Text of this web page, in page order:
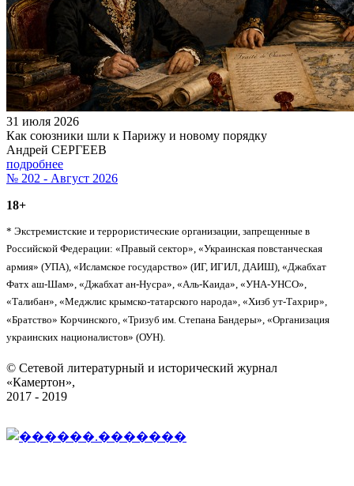
31 июля 2026
Как союзники шли к Парижу и новому порядку
Андрей СЕРГЕЕВ
подробнее
№ 202 - Август 2026
18+
* Экстремистские и террористические организации, запрещенные в
Российской Федерации: «Правый сектор», «Украинская повстанческая
армия» (УПА), «Исламское государство» (ИГ, ИГИЛ, ДАИШ), «Джабхат
Фатх аш-Шам», «Джабхат ан-Нусра», «Аль-Каида», «УНА-УНСО»,
«Талибан», «Меджлис крымско-татарского народа», «Хизб ут-Тахрир»,
«Братство» Корчинского, «Тризуб им. Степана Бандеры», «Организация
украинских националистов» (ОУН).
© Сетевой литературный и исторический журнал
«Камертон»,
2017 - 2019